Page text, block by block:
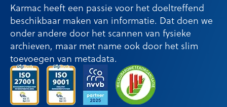
Karmac heeft een passie voor het doeltreffend
beschikbaar maken van informatie. Dat doen we
onder andere door het scannen van fysieke
archieven, maar met name ook door het slim
toevoegen van metadata.